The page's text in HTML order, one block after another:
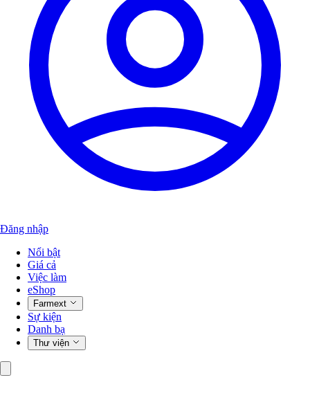
Đăng nhập
Nổi bật
Giá cả
Việc làm
eShop
Farmext
Sự kiện
Danh bạ
Thư viện